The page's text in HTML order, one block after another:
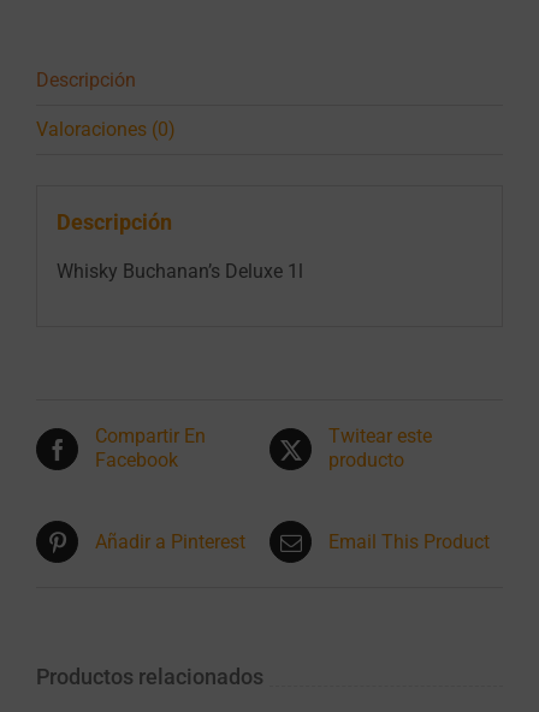
Descripción
Valoraciones (0)
Descripción
Whisky Buchanan’s Deluxe 1l
Compartir En
Facebook
Twitear este
producto
Añadir a Pinterest Email This Product
Productos relacionados